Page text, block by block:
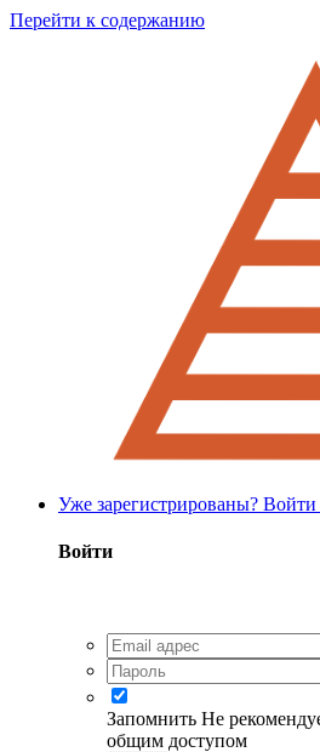
Перейти к содержанию
Уже зарегистрированы? Войти
Войти
Запомнить Не
общим доступом